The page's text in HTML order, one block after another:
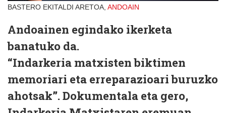
BASTERO EKITALDI ARETOA, ANDOAIN
Andoainen egindako ikerketa
banatuko da.
“Indarkeria matxisten biktimen
memoriari eta erreparazioari buruzko
ahotsak”. Dokumentala eta gero,